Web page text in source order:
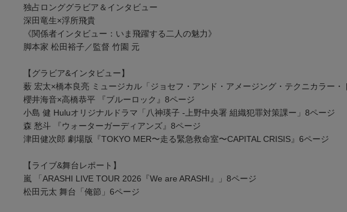
独占ロンググラビア＆インタビュー
深田竜生×浮所飛貴
《関係者インタビュー：いま飛躍する二人の魅力》
脚本家 松田裕子／監督 竹園 元
【グラビア&インタビュー】
薮 宏太×橋本良亮 ミュージカル「ジョセフ・アンド・アメージング・テクニカラー・
櫻井海音×高橋恭平 『ブルーロック』8ページ
小島 健 Huluオリジナルドラマ「八神瑛子 -上野中央署 組織犯罪対策課ー」8ページ
森 愁斗 『ウォーターガーディアンズ』8ページ
津田健次郎 劇場版『TOKYO MER〜走る緊急救命室〜CAPITAL CRISIS』6ページ
【ライブ&舞台レポート】
嵐 「ARASHI LIVE TOUR 2026『We are ARASHI』」8ページ
松田元太 舞台「俺節」6ページ